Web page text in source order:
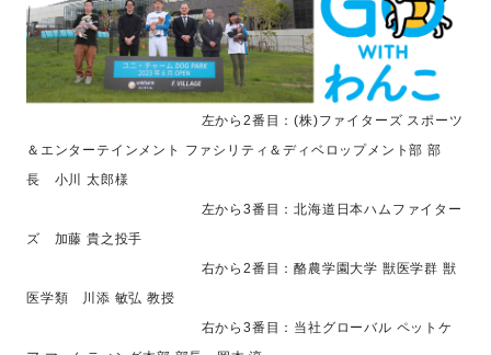
左から2番目：(株)ファイターズ スポーツ
＆エンターテインメント ファシリティ＆ディベロップメント部 部
長 小川 太郎様
左から3番目：北海道日本ハムファイター
ズ 加藤 貴之投手
右から2番目：酪農学園大学 獣医学群 獣
医学類 川添 敏弘 教授
右から3番目：当社グローバル ペットケ